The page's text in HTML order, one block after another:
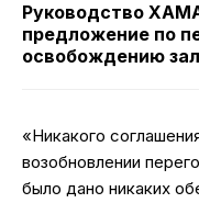
Руководство
предложение по
освобождению
«Никакого
возобновлении
было дано никаких